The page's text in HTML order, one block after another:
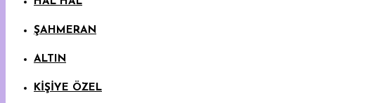
ŞAHMERAN
ALTIN
KİŞİYE ÖZEL